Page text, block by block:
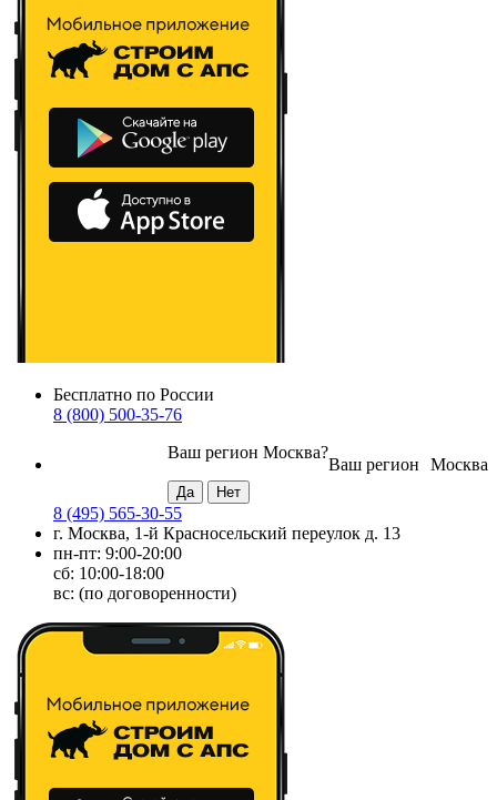
Бесплатно по России
8 (800) 500-35-76
Москва
Ваш регион
Ваш регион Москва?
8 (495) 565-30-55
г. Москва, 1-й Красносельский переулок д. 13
пн-пт: 9:00-20:00
сб: 10:00-18:00
вс: (по договоренности)